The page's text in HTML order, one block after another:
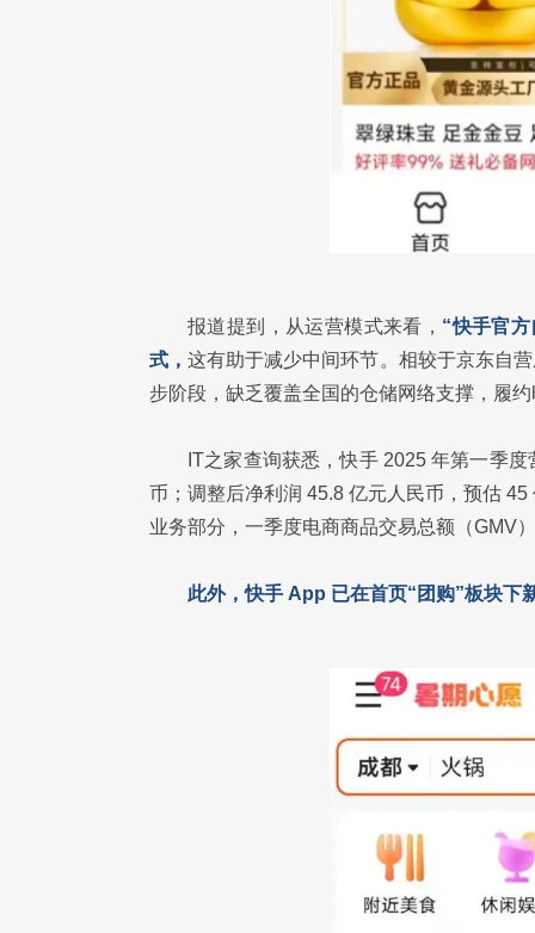
报道提到，从运营模式来看， “快手官
式，这有助于减少中间环节。相较于京东自
步阶段，缺乏覆盖全国的仓储网络支撑，履
IT之家查询获悉，快手 2025 年第一季
币；调整后净利润 45.8 亿元人民币，预估
业务部分，一季度电商商品交易总额（GMV
此外，快手 App 已在首页“团购”板块下